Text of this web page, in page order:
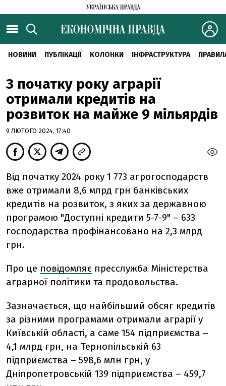
НОВИНИ ПУБЛІКАЦІЇ КОЛОНКИ ІНФРАСТРУКТУРА
З початку року аграрії
отримали кредитів на
розвиток на майже 9 мільярдів
9 ЛЮТОГО 2024, 17:40
Від початку 2024 року 1 773 агрогосподарств
вже отримали 8,6 млрд грн банківських
кредитів на розвиток, з яких за державною
програмою "Доступні кредити 5-7-9" – 633
господарства профінансовано на 2,3 млрд
грн.
Про це повідомляє пресслужба Міністерства
аграрної політики та продовольства.
Зазначається, що найбільший обсяг кредитів
за різними програмами отримали аграрії у
Київській області, а саме 154 підприємства –
4,1 млрд грн, на Тернопільській 63
підприємства – 598,6 млн грн, у
Дніпропетровській 139 підприємства – 459,7